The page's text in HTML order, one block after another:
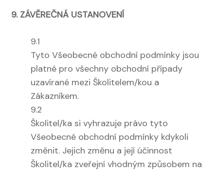
9. ZÁVĚREČNÁ USTANOVENÍ
9.1
Tyto Všeobecné obchodní podmínky jsou
platné pro všechny obchodní případy
uzavírané mezi Školitelem/kou a
Zákazníkem.
9.2
Školitel/ka si vyhrazuje právo tyto
Všeobecné obchodní podmínky kdykoli
změnit. Jejich změnu a její účinnost
Školitel/ka zveřejní vhodným způsobem na